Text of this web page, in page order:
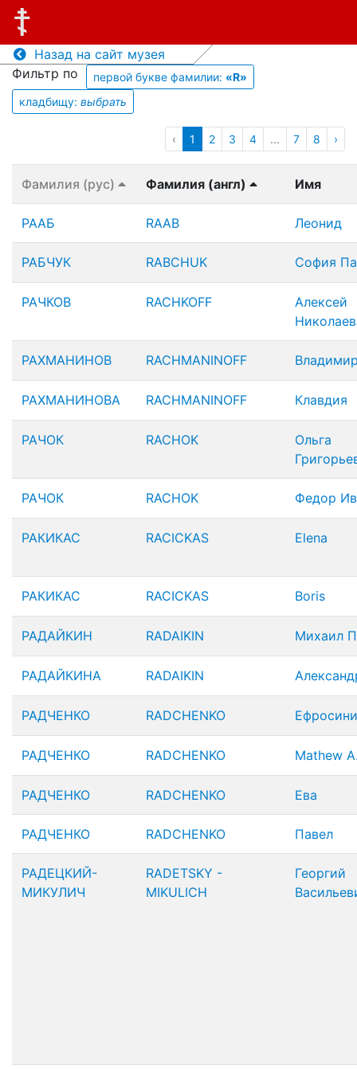
Назад на сайт музея
Фильтр по
первой букве фамилии: «R»
кладбищу: выбрать
‹ 1 2 3 4 ... 7 8 ›
Фамилия (рус) Фамилия (англ) Имя
РААБ RAAB Леонид
РАБЧУК RABCHUK София
РАЧКОВ RACHKOFF
Алексей
РАХМАНИНОВ RACHMANINOFF
РАХМАНИНОВА RACHMANINOFF Клавдия
РАЧОК RACHOK
Ольга
РАЧОК RACHOK Федор
РАКИКАС RACICKAS Elena
РАКИКАС RACICKAS Boris
РАДАЙКИН RADAIKIN Михаил
РАДАЙКИНА RADAIKIN
РАДЧЕНКО RADCHENKO
РАДЧЕНКО RADCHENKO Mathew
РАДЧЕНКО RADCHENKO Ева
РАДЧЕНКО RADCHENKO Павел
РАДЕЦКИЙ-
МИКУЛИЧ
RADETSKY -
MIKULICH
Георгий